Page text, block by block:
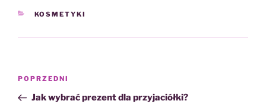
KATEGORIE
KOSMETYKI
Nawigacja
Poprzedni
wpis
POPRZEDNI
Jak wybrać prezent dla przyjaciółki?